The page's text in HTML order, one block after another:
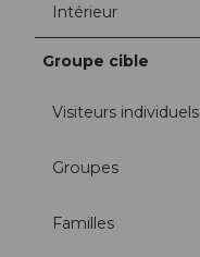
Intérieur
Groupe cible
Visiteurs individuels
Groupes
Familles